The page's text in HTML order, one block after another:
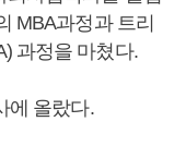
MBA과정과 트리
과정을 마쳤다.
에 올랐다.